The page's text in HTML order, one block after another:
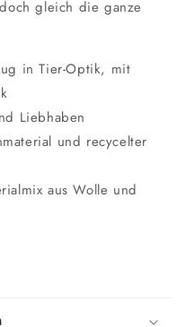
gleich die ganze
in Tier-Optik, mit
Liebhaben
und recycelter
aus Wolle und